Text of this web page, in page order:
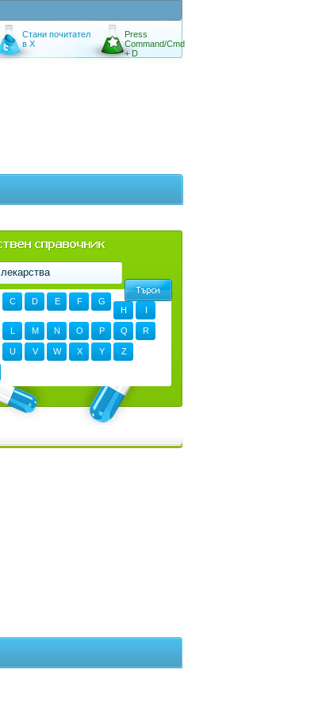
Стани почитател
в X
Press
Command/Cmd
+ D
C D E F
G
H
I
L M N O P Q R
U V W X Y Z